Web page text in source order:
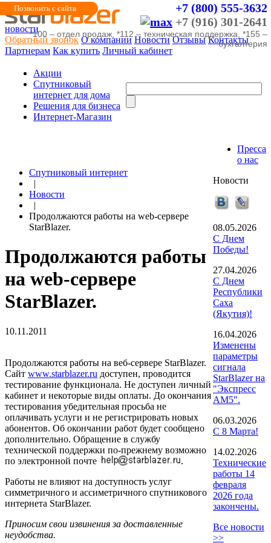
+7 (800) 555-3632
+7 (916) 301-2641
Позвонить с сайта
*100 – отдел продаж, *112 – техническая поддержка, *155 –
бухгалтерия
новости
Обратный звонок О компании Новости Отзывы Контакты
Партнерам Как купить Личный кабинет
Акции
Cпутниковый
интернет для дома
Решения для бизнеса
Интернет-Магазин
Спутниковый интернет
|
Новости
|
Продолжаются работы на web-сервере
StarBlazer.
Продолжаются работы
на web-сервере
StarBlazer.
10.11.2011
Продолжаются работы на веб-сервере StarBlazer.
Сайт www.starblazer.ru доступен, проводится
тестирование функционала. Не доступен личный
кабинет и некоторые виды оплаты. До окончания
тестирования убедительная просьба не
оплачивать услуги и не регистрировать новых
абонентов. Об окончании работ будет сообщено
дополнительно. Обращение в службу
технической поддержки по-прежнему возможно
по электронной почте
.
Работы не влияют на доступность услуг
симметричного и ассиметричного спутникового
интернета StarBlazer.
Приносим свои извинения за доставленные
неудобства.
Пресса
о нас
Новости
08.05.2026
С Днем
Победы!
27.04.2026
С Днем
Республики
Саха
(Якутия)!
16.04.2026
Изменены
параметры
сигнала
StarBlazer на
"Экспресс
АМ5".
06.03.2026
С 8 Марта!
14.02.2026
Технические
работы 14
февраля
2026 года
закончены.
Все новости
>>